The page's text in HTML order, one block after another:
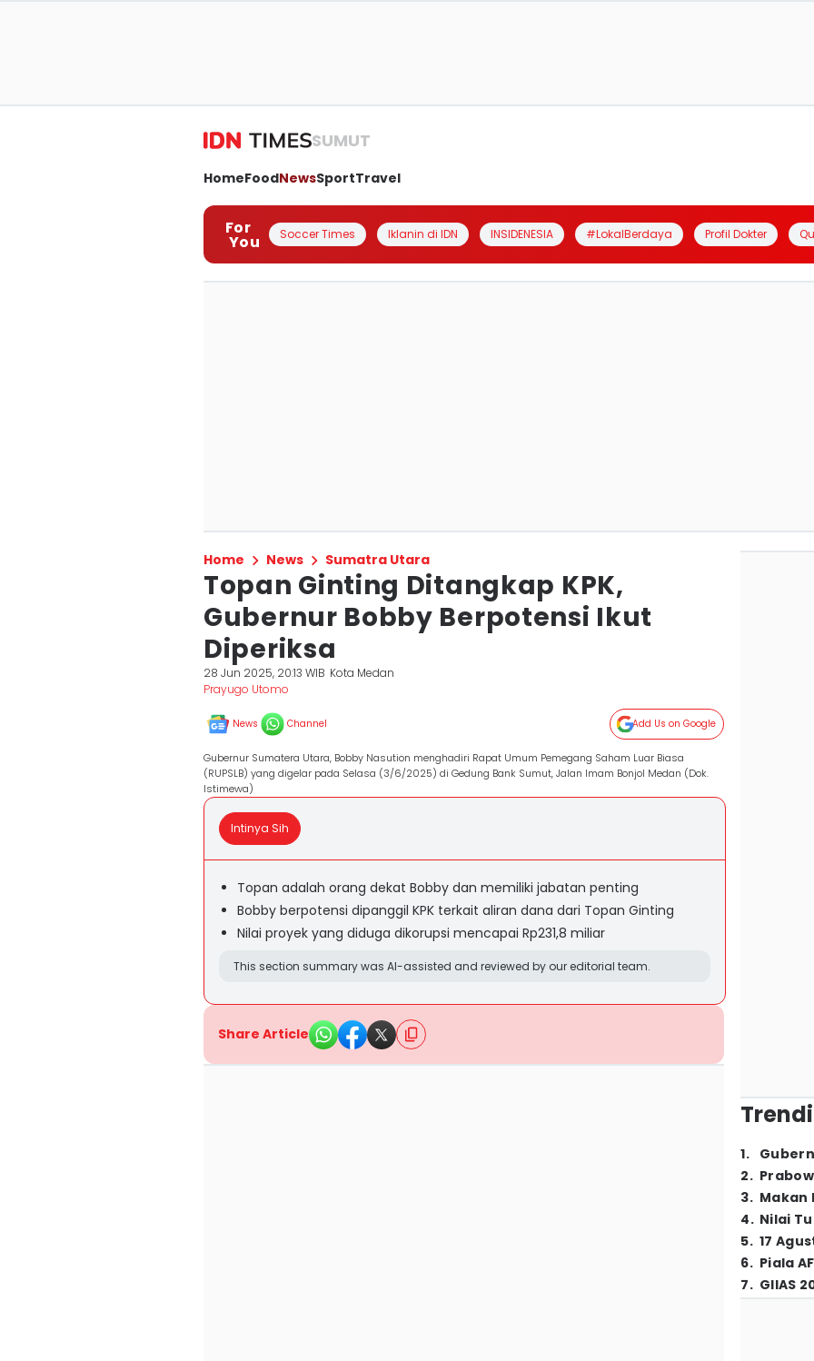
SUMUT
HomeFoodNewsSportTravel
For
You Soccer Times Iklanin di IDN INSIDENESIA #LokalBerdaya Profil Dokter
Home News Sumatra Utara
Topan Ginting Ditangkap KPK,
Gubernur Bobby Berpotensi Ikut
Diperiksa
28 Jun 2025, 20:13 WIB Kota Medan
Prayugo Utomo
News Channel Add Us on Google
Gubernur Sumatera Utara, Bobby Nasution menghadiri Rapat Umum Pemegang Saham Luar Biasa
(RUPSLB) yang digelar pada Selasa (3/6/2025) di Gedung Bank Sumut, Jalan Imam Bonjol Medan (Dok.
Istimewa)
Intinya Sih
Topan adalah orang dekat Bobby dan memiliki jabatan penting
Bobby berpotensi dipanggil KPK terkait aliran dana dari Topan Ginting
Nilai proyek yang diduga dikorupsi mencapai Rp231,8 miliar
This section summary was AI-assisted and reviewed by our editorial team.
Share Article
1.
2.
3. Makan
4. Nilai
5. 17
6. Piala
7. GIIAS